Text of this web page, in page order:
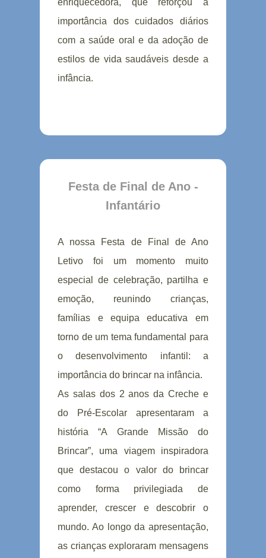
enriquecedora, que reforçou a
importância dos cuidados diários
com a saúde oral e da adoção de
estilos de vida saudáveis desde a
infância.
Festa de Final de Ano -
Infantário
A nossa Festa de Final de Ano
Letivo foi um momento muito
especial de celebração, partilha e
emoção, reunindo crianças,
famílias e equipa educativa em
torno de um tema fundamental para
o desenvolvimento infantil: a
importância do brincar na infância.
As salas dos 2 anos da Creche e
do Pré-Escolar apresentaram a
história “A Grande Missão do
Brincar”, uma viagem inspiradora
que destacou o valor do brincar
como forma privilegiada de
aprender, crescer e descobrir o
mundo. Ao longo da apresentação,
as crianças exploraram mensagens